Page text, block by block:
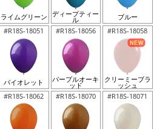
ライムグリーン ディープティー
ル ブルー
#R18S-18051
バイオレット
#R18S-18056
パープルオーキ
ッド
#R18S-18058
クリーミーブラ
ッシュ
#R18S-18062
#R18S-18070 #R18S-18071